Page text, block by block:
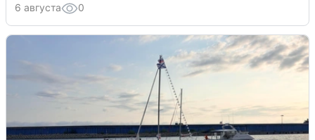
6 августа 0